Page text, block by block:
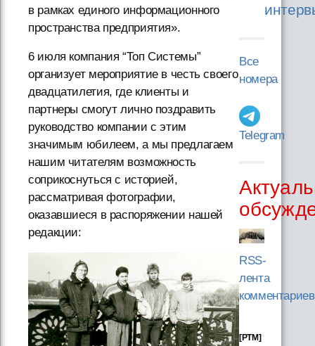
в рамках единого информационного
пространства предприятия».
6 июля компания “Топ Системы”
организует мероприятие в честь своего
двадцатилетия, где клиенты и
партнеры смогут лично поздравить
руководство компании с этим
значимым юбилеем, а мы предлагаем
нашим читателям возможность
соприкоснуться с историей,
рассматривая фотографии,
оказавшиеся в распоряжении нашей
редакции:
Все
номера
Telegram
RSS-
лента
комментариев
[PTM]